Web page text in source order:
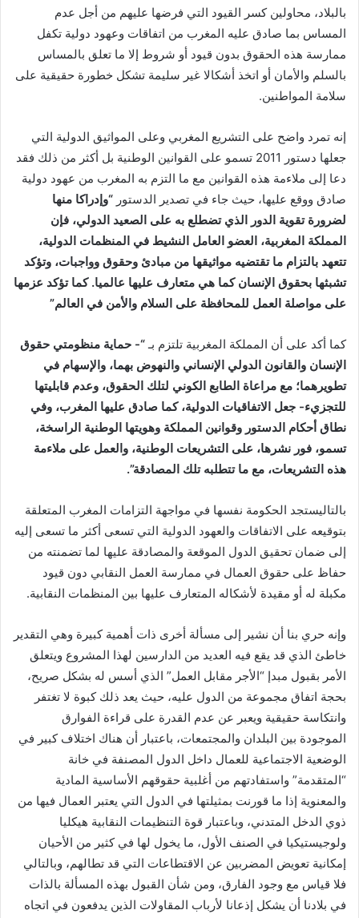
بالبلاد، محاولين كسر القيود التي فرضها عليهم من أجل عدم
المساس بما صادق عليه المغرب من اتفاقات وعهود دولية تكفل
ممارسة هذه الحقوق بدون قيود أو شروط إلا ما تعلق بالمساس
بالسلم والأمان أو اتخذ أشكالا غير سليمة تشكل خطورة حقيقية على
سلامة المواطنين.
إنه تمرد واضح على التشريع المغربي وعلى المواثيق الدولية التي
جعلها دستور 2011 تسمو على القوانين الوطنية بل أكثر من ذلك فقد
دعا إلى ملاءمة هذه القوانين مع ما التزم به المغرب من عهود دولية
صادق ووقع عليها، حيث جاء في تصدير الدستور “وإدراكا منها
لضرورة تقوية الدور الذي تضطلع به على الصعيد الدولي، فإن
المملكة المغربية، العضو العامل النشيط في المنظمات الدولية،
تتعهد بالتزام ما تقتضيه مواثيقها من مبادئ وحقوق وواجبات، وتؤكد
تشبثها بحقوق الإنسان كما هي متعارف عليها عالميا. كما تؤكد عزمها
على مواصلة العمل للمحافظة على السلام والأمن في العالم”
كما أكد على أن المملكة المغربية تلتزم بـ“- حماية منظومتي حقوق
الإنسان والقانون الدولي الإنساني والنهوض بهما، والإسهام في
تطويرهما؛ مع مراعاة الطابع الكوني لتلك الحقوق، وعدم قابليتها
للتجزيء- جعل الاتفاقيات الدولية، كما صادق عليها المغرب، وفي
نطاق أحكام الدستور وقوانين المملكة وهويتها الوطنية الراسخة،
تسمو، فور نشرها، على التشريعات الوطنية، والعمل على ملاءمة
هذه التشريعات، مع ما تتطلبه تلك المصادقة”.
بالتاليستجد الحكومة نفسها في مواجهة التزامات المغرب المتعلقة
بتوقيعه على الاتفاقات والعهود الدولية التي تسعى أكثر ما تسعى إليه
إلى ضمان تحقيق الدول الموقعة والمصادقة عليها لما تضمنته من
حفاظ على حقوق العمال في ممارسة العمل النقابي دون قيود
مكبلة له أو مقيدة لأشكاله المتعارف عليها بين المنظمات النقابية.
وإنه حري بنا أن نشير إلى مسألة أخرى ذات أهمية كبيرة وهي التقدير
خاطئ الذي قد يقع فيه العديد من الدارسين لهذا المشروع ويتعلق
الأمر بقبول مبدإ “الأجر مقابل العمل” الذي أسس له بشكل صريح،
بحجة اتفاق مجموعة من الدول عليه، حيث يعد ذلك كبوة لا تغتفر
وانتكاسة حقيقية ويعبر عن عدم القدرة على قراءة الفوارق
الموجودة بين البلدان والمجتمعات، باعتبار أن هناك اختلاف كبير في
الوضعية الاجتماعية للعمال داخل الدول المصنفة في خانة
“المتقدمة” واستفادتهم من أغلبية حقوقهم الأساسية المادية
والمعنوية إذا ما قورنت بمثيلتها في الدول التي يعتبر العمال فيها من
ذوي الدخل المتدني، وباعتبار قوة التنظيمات النقابية هيكليا
ولوجيستيكيا في الصنف الأول، ما يخول لها في كثير من الأحيان
إمكانية تعويض المضربين عن الاقتطاعات التي قد تطالهم، وبالتالي
فلا قياس مع وجود الفارق، ومن شأن القبول بهذه المسألة بالذات
في بلادنا أن يشكل إذعانا لأرباب المقاولات الذين يدفعون في اتجاه